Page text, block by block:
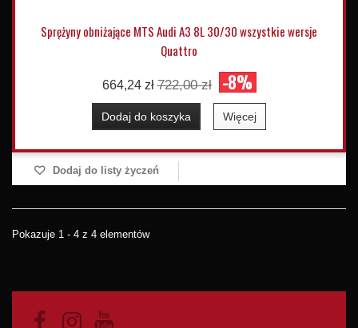
Sprężyny obniżające MTS Audi A3 8L 30/30 wszystkie wersje
Quattro
664,24 zł 722,00 zł -8%
Dodaj do koszyka Więcej
Dodaj do listy życzeń
Pokazuje 1 - 4 z 4 elementów